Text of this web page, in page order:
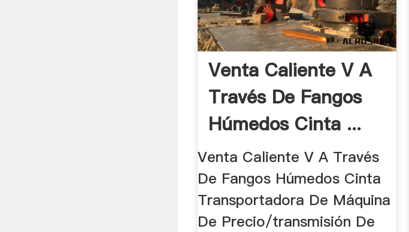
Venta Caliente V A
Través De Fangos
Húmedos Cinta ...
Venta Caliente V A Través
De Fangos Húmedos Cinta
Transportadora De Máquina
De Precio/transmisión De